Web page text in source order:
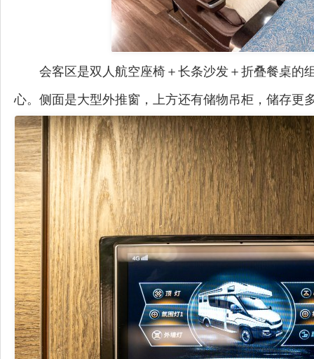
会客区是双人航空座椅＋长条沙发＋折叠餐桌的
心。侧面是大型外推窗，上方还有储物吊柜，储存更